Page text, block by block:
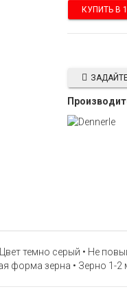
КУПИТЬ В
темно серый • Не
форма зерна • Зерно 1-2